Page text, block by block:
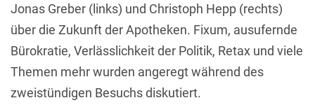
Jonas Greber (links) und Christoph Hepp (rechts)
über die Zukunft der Apotheken. Fixum, ausufernde
Bürokratie, Verlässlichkeit der Politik, Retax und viele
Themen mehr wurden angeregt während des
zweistündigen Besuchs diskutiert.